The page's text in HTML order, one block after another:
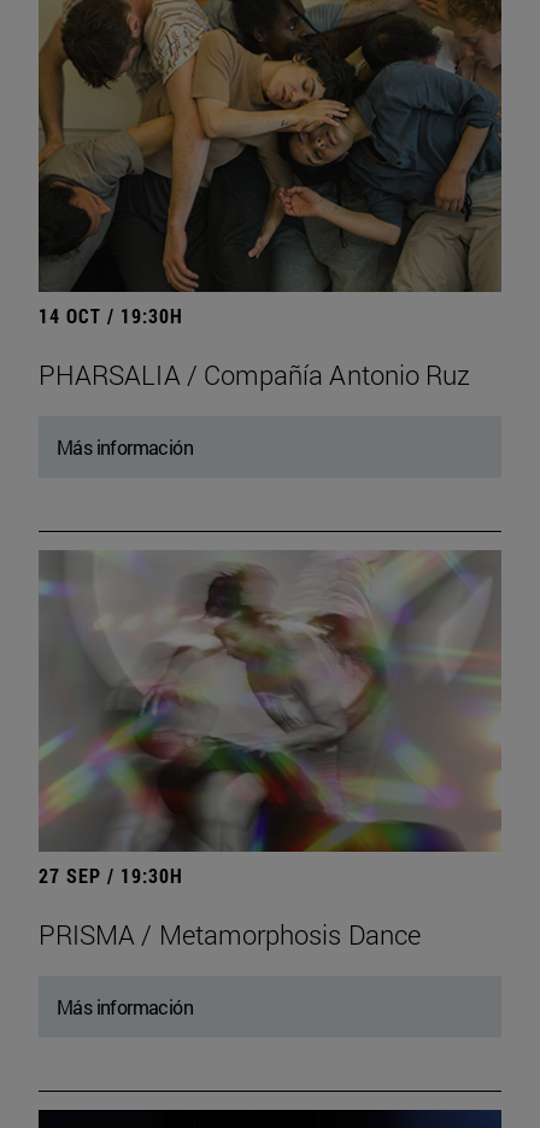
14 OCT / 19:30H
PHARSALIA / Compañía Antonio Ruz
Más información
27 SEP / 19:30H
PRISMA / Metamorphosis Dance
Más información